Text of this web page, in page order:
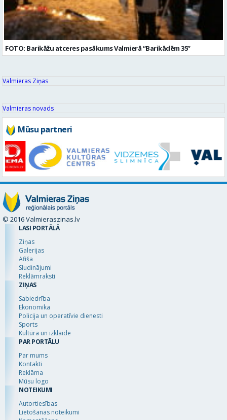
FOTO: Barikāžu atceres pasākums Valmierā “Barikādēm 35”
Valmieras Ziņas
Valmieras novads
Mūsu partneri
© 2016 Valmieraszinas.lv
LASI PORTĀLĀ
Ziņas
Galerijas
Afiša
Sludinājumi
Reklāmraksti
ZIŅAS
Sabiedrība
Ekonomika
Policija un operatīvie dienesti
Sports
Kultūra un izklaide
PAR PORTĀLU
Par mums
Kontakti
Reklāma
Mūsu logo
NOTEIKUMI
Autortiesības
Lietošanas noteikumi